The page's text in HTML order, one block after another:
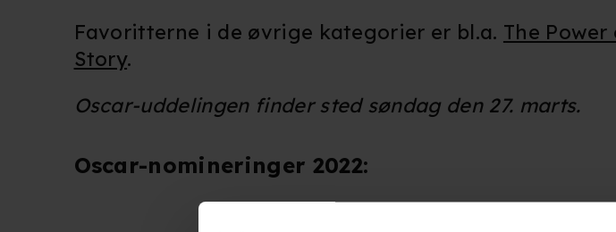
Favoritterne i de øvrige kategorier er bl.a. The
Story.
Oscar-uddelingen finder sted søndag den 27. marts.
Oscar-nomineringer 2022: